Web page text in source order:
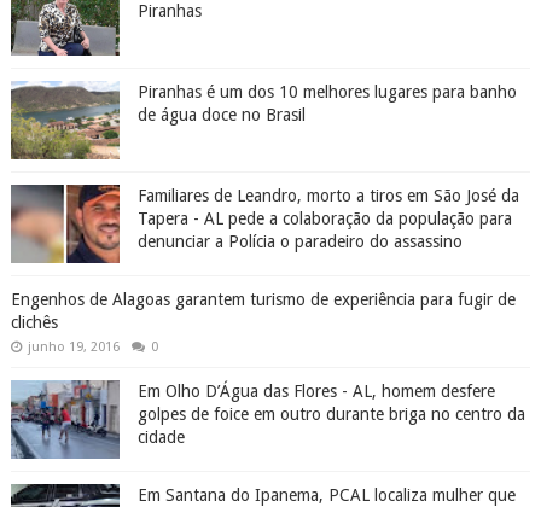
Piranhas
Piranhas é um dos 10 melhores lugares para banho
de água doce no Brasil
Familiares de Leandro, morto a tiros em São José da
Tapera - AL pede a colaboração da população para
denunciar a Polícia o paradeiro do assassino
Engenhos de Alagoas garantem turismo de experiência para fugir de
clichês
junho 19, 2016 0
Em Olho D’Água das Flores - AL, homem desfere
golpes de foice em outro durante briga no centro da
cidade
Em Santana do Ipanema, PCAL localiza mulher que